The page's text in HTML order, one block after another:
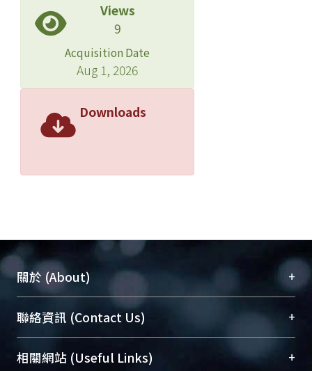
Views
9
Acquisition Date
Aug 1, 2026
Downloads
關於 (About) +
臺大位居世界頂尖大學之列，為永久珍藏及向國際
展現本校豐碩的研究成果及學術能量，圖書館整合
機構典藏（NTUR）與學術庫（AH）不同功能平
聯絡資訊 (Contact Us) +
總館學科館員(Main Library)
相關網站 (Useful Links) +